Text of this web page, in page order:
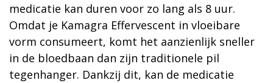
medicatie kan duren voor zo lang als 8 uur.
Omdat je Kamagra Effervescent in vloeibare
vorm consumeert, komt het aanzienlijk sneller
in de bloedbaan dan zijn traditionele pil
tegenhanger. Dankzij dit, kan de medicatie